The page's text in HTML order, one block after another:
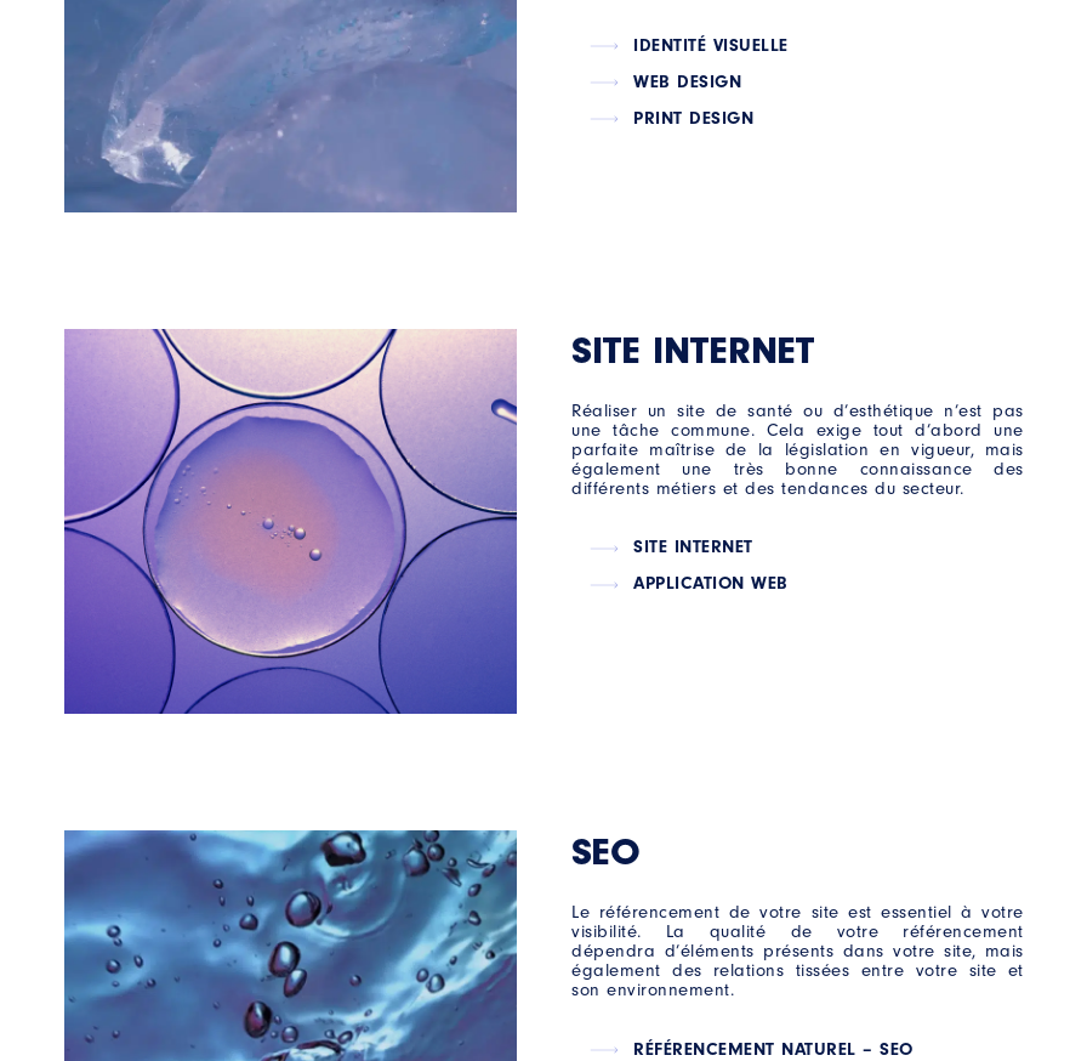
IDENTITÉ VISUELLE
WEB DESIGN
PRINT DESIGN
SITE INTERNET
Réaliser un site de santé ou d’esthétique n’est pas
une tâche commune. Cela exige tout d’abord une
parfaite maîtrise de la législation en vigueur, mais
également une très bonne connaissance des
différents métiers et des tendances du secteur.
SITE INTERNET
APPLICATION WEB
SEO
Le référencement de votre site est essentiel à votre
visibilité. La qualité de votre référencement
dépendra d’éléments présents dans votre site, mais
également des relations tissées entre votre site et
son environnement.
RÉFÉRENCEMENT NATUREL – SEO